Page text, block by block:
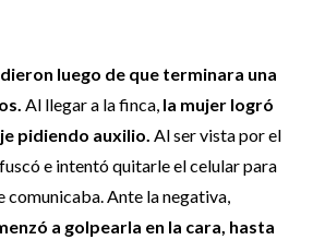
luego de que terminara una
Al llegar a la finca, la mujer logró
pidiendo auxilio. Al ser vista por el
e intentó quitarle el celular para
comunicaba. Ante la negativa,
a golpearla en la cara, hasta